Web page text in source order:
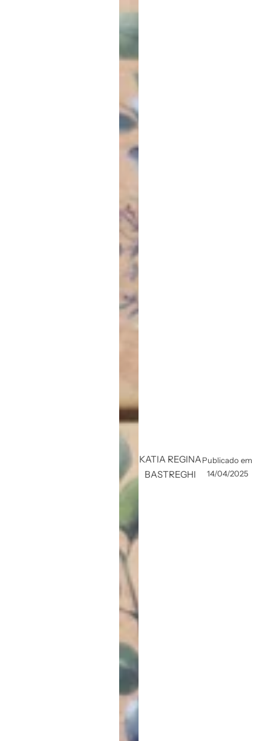
KATIA REGINA
BASTREGHI
Publicado em
14/04/2025